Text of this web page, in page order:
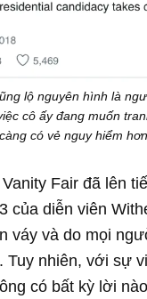
lộ nguyên hình là
cô ấy đang muốn
càng có vẻ nguy hiểm
Fair đã lên
của diễn viên
váy và do mọi
Tuy nhiên, với sự
có bất kỳ lời